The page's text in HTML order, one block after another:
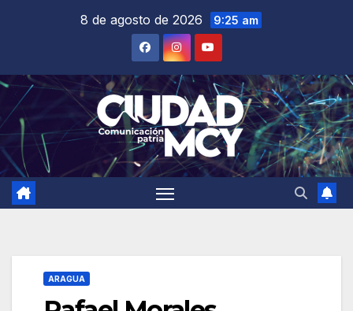
8 de agosto de 2026 9:25 am
ARAGUA